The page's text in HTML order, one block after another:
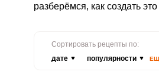
разберёмся, как создать
Сортировать рецепты по:
дате
популярности